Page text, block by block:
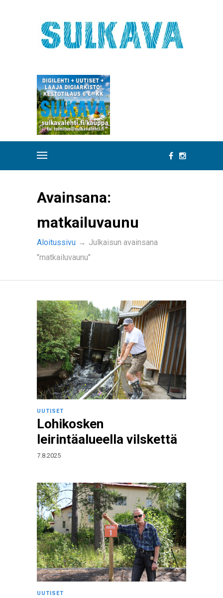
Avainsana:
matkailuvaunu
Aloitussivu → Julkaisun avainsana
"matkailuvaunu"
UUTISET
Lohikosken
leirintäalueella vilskettä
7.8.2025
UUTISET